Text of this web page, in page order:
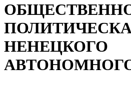
НЕНЕЦКОГО